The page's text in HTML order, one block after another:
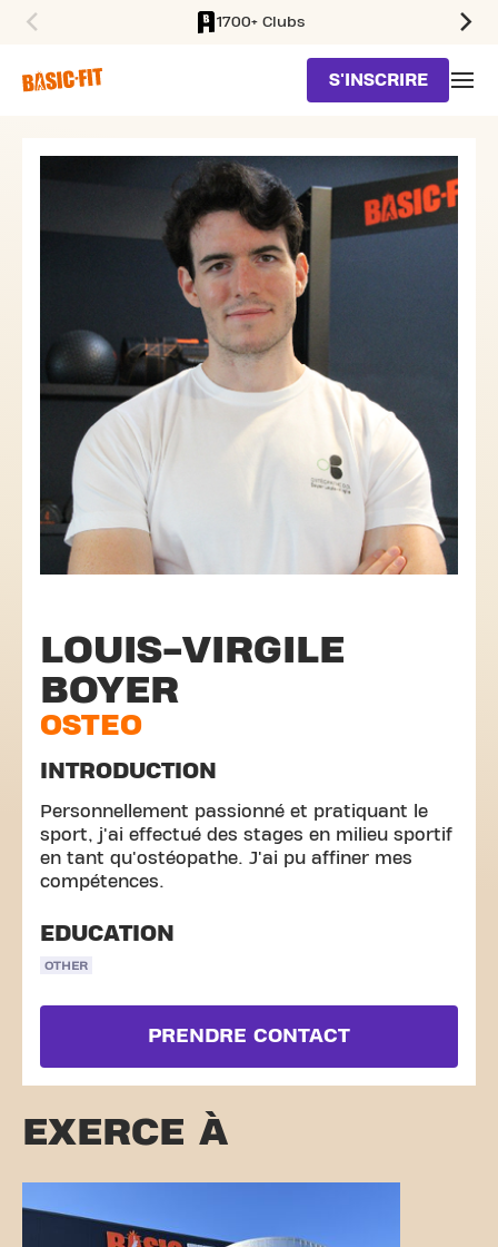
1700+ Clubs
S'INSCRIRE
LOUIS-VIRGILE
BOYER
OSTEO
INTRODUCTION
Personnellement passionné et pratiquant le
sport, j'ai effectué des stages en milieu sportif
en tant qu'ostéopathe. J'ai pu affiner mes
compétences.
EDUCATION
OTHER
PRENDRE CONTACT
EXERCE À